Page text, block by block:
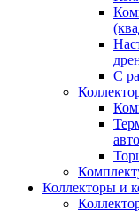
С
Коллекторы и